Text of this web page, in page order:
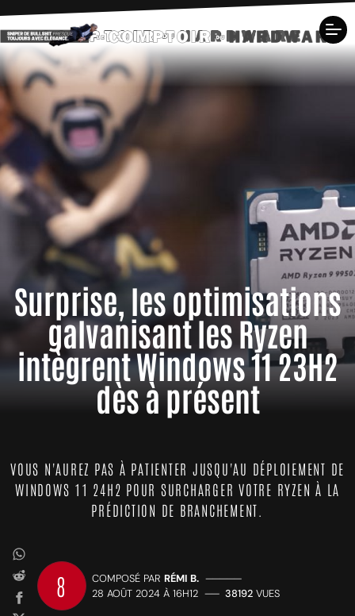
Surprise, les optimisations
galvanisant les Ryzen
intègrent Windows 11 23H2
dès à présent
VOUS N'AUREZ PAS À PATIENTER JUSQU'AU DÉPLOIEMENT DE
WINDOWS 11 24H2 POUR SURCHARGER VOTRE RYZEN À LA
PRÉDICTION DE BRANCHEMENT.
8 COMPOSÉ PAR RÉMI B. —————
28 AOÛT 2024 À 16H12 —— 38192 VUES